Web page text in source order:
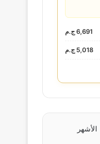
6,691 ج.م
5,018 ج.م
الأشهر